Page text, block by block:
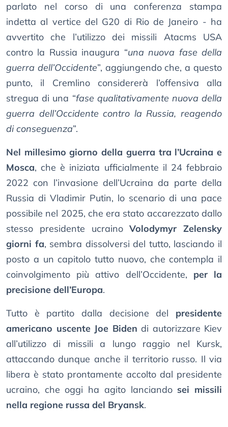
parlato nel corso di una conferenza stampa
indetta al vertice del G20 di Rio de Janeiro - ha
avvertito che l’utilizzo dei missili Atacms USA
contro la Russia inaugura “una nuova fase della
guerra dell’Occidente”, aggiungendo che, a questo
punto, il Cremlino considererà l’offensiva alla
stregua di una “fase qualitativamente nuova della
guerra dell’Occidente contro la Russia, reagendo
di conseguenza”.
Nel millesimo giorno della guerra tra l’Ucraina e
Mosca, che è iniziata ufficialmente il 24 febbraio
2022 con l’invasione dell’Ucraina da parte della
Russia di Vladimir Putin, lo scenario di una pace
possibile nel 2025, che era stato accarezzato dallo
stesso presidente ucrainoVolodymyr Zelensky
giorni fa, sembra dissolversi del tutto, lasciando il
posto a un capitolo tutto nuovo, che contempla il
coinvolgimento più attivo dell’Occidente, per la
precisione dell’Europa.
Tutto è partito dalla decisione del presidente
americano uscente Joe Biden di autorizzare Kiev
all’utilizzo di missili a lungo raggio nel Kursk,
attaccando dunque anche il territorio russo. Il via
libera è stato prontamente accolto dal presidente
ucraino, che oggi ha agito lanciando sei missili
nella regione russa del Bryansk.